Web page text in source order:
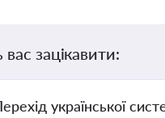
зацікавити:
української